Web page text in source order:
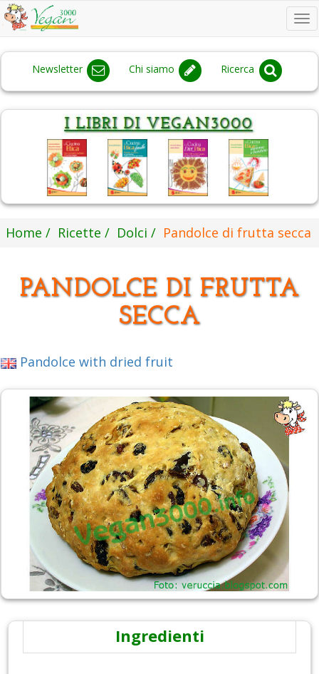
Newsletter Chi siamo Ricerca
Home Ricette Dolci Pandolce di frutta secca
PANDOLCE DI FRUTTA
SECCA
Pandolce with dried fruit
Ingredienti